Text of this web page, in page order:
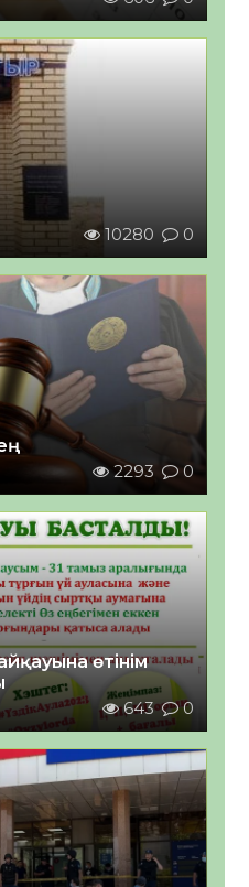
10280 0
2293 0
өтінім
643 0